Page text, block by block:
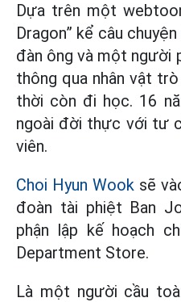
Dựa trên một
Dragon” kể câu
đàn ông và một người
thông qua nhân vật
thời còn đi học. 16
ngoài đời thực với tư
viên.
Choi Hyun Wook sẽ
đoàn tài phiệt Ban
phận lập kế hoạch
Department Store.
Là một người cầu